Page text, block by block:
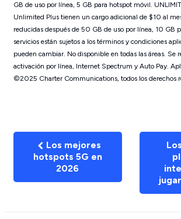
GB de uso por línea, 5 GB para hotspot móvil.
Unlimited Plus tienen un cargo adicional de $10 al
reducidas después de 50 GB de uso por línea, 10 GB
servicios están sujetos a los términos y condiciones
pueden cambiar. No disponible en todas las áreas. Se
activación por línea, Internet Spectrum y Auto Pay.
©2025 Charter Communications, todos los derechos
Los mejores
hotspots 5G en
2026